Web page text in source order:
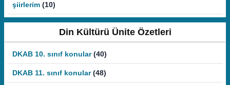
şiirlerim (10)
Din Kültürü Ünite Özetleri
DKAB 10. sınıf konular (40)
DKAB 11. sınıf konular (48)